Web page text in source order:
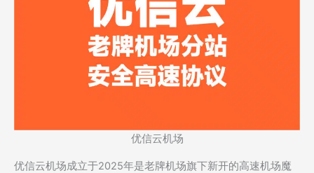
优信云机场
优信云机场成立于2025年是老牌机场旗下新开的高速机场魔